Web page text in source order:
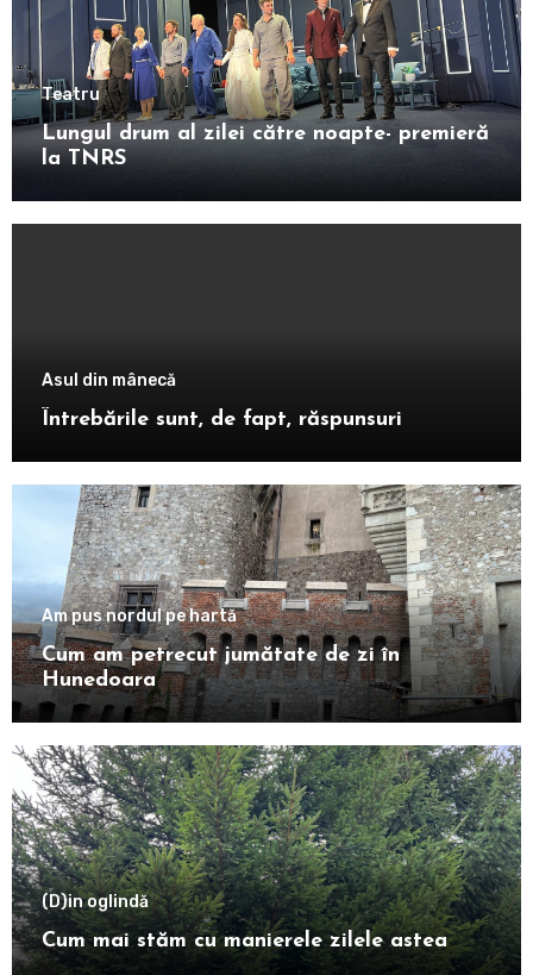
Teatru
Lungul drum al zilei către noapte- premieră
la TNRS
Asul din mânecă
Întrebările sunt, de fapt, răspunsuri
Am pus nordul pe hartă
Cum am petrecut jumătate de zi în
Hunedoara
(D)in oglindă
Cum mai stăm cu manierele zilele astea